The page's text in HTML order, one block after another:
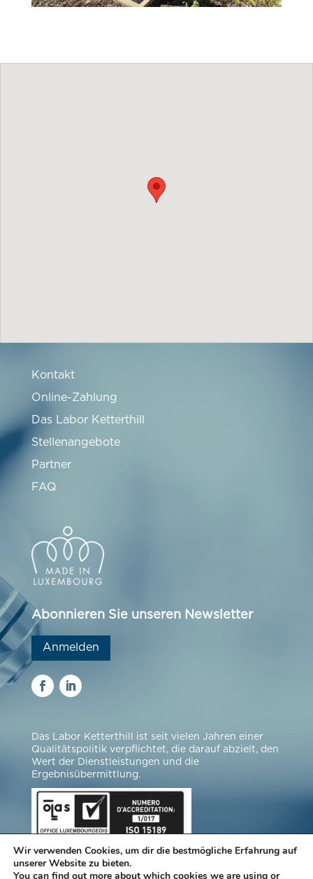
Kontakt
Online-Zahlung
Das Labor Ketterthill
Stellenangebote
Partner
FAQ
Abonnieren Sie unseren Newsletter
Anmelden
Das Labor Ketterthill ist seit vielen Jahren einer
Qualitätspolitik verpflichtet, die darauf abzielt, den
Wert der Dienstleistungen und die
Ergebnisübermittlung.
Wir verwenden Cookies, um dir die bestmögliche Erfahrung auf
unserer Website zu bieten.
You can find out more about which cookies we are using or